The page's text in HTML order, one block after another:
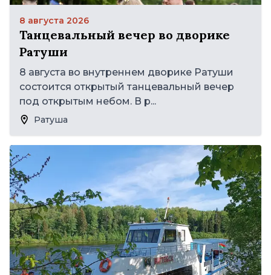
8 августа 2026
Танцевальный вечер во дворике
Ратуши
8 августа во внутреннем дворике Ратуши
состоится открытый танцевальный вечер
под открытым небом. В р...
Ратуша